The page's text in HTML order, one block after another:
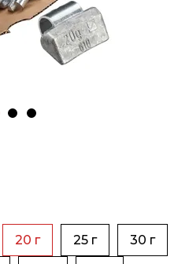
20 г 25 г 30 г